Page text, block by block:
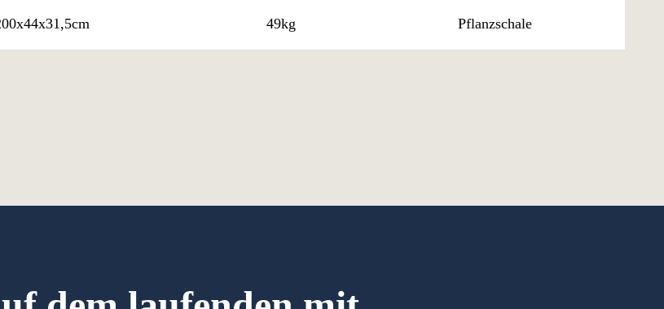
49kg Pflanzschale